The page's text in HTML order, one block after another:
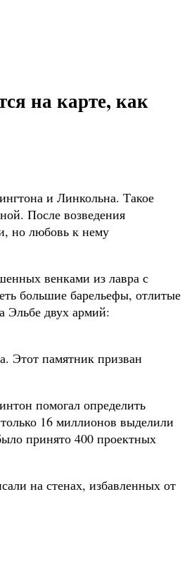
на карте, как
и Линкольна. Такое
После возведения
но любовь к нему
венками из лавра с
большие барельефы, отлитые
Эльбе двух армий:
Этот памятник призван
помогал определить
16 миллионов выделили
принято 400 проектных
на стенах, избавленных от